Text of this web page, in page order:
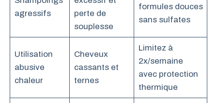
agressifs
perte de
souplesse
formules douces
sans sulfates
Utilisation
abusive
chaleur
Cheveux
cassants et
ternes
Limitez à
2x/semaine
avec protection
thermique